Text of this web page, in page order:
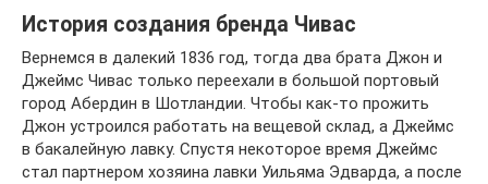
История создания бренда Чивас
Вернемся в далекий 1836 год, тогда два брата Джон и
Джеймс Чивас только переехали в большой портовый
город Абердин в Шотландии. Чтобы как-то прожить
Джон устроился работать на вещевой склад, а Джеймс
в бакалейную лавку. Спустя некоторое время Джеймс
стал партнером хозяина лавки Уильяма Эдварда, а после